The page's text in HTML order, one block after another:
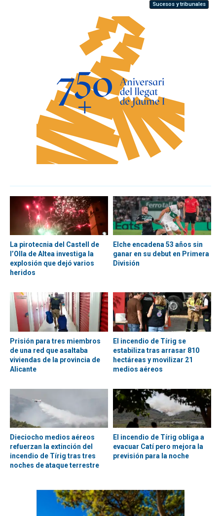
Sucesos y tribunales
La pirotecnia del Castell de
l’Olla de Altea investiga la
explosión que dejó varios
heridos
Elche encadena 53 años sin
ganar en su debut en Primera
División
Prisión para tres miembros
de una red que asaltaba
viviendas de la provincia de
Alicante
El incendio de Tírig se
estabiliza tras arrasar 810
hectáreas y movilizar 21
medios aéreos
Dieciocho medios aéreos
refuerzan la extinción del
incendio de Tírig tras tres
noches de ataque terrestre
El incendio de Tírig obliga a
evacuar Catí pero mejora la
previsión para la noche